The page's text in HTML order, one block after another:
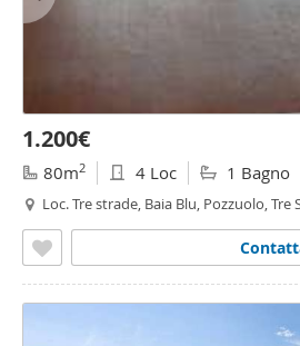
1.200€
80m2 4 Loc 1 Bagno
Loc. Tre strade, Baia Blu, Pozzuolo, Tre